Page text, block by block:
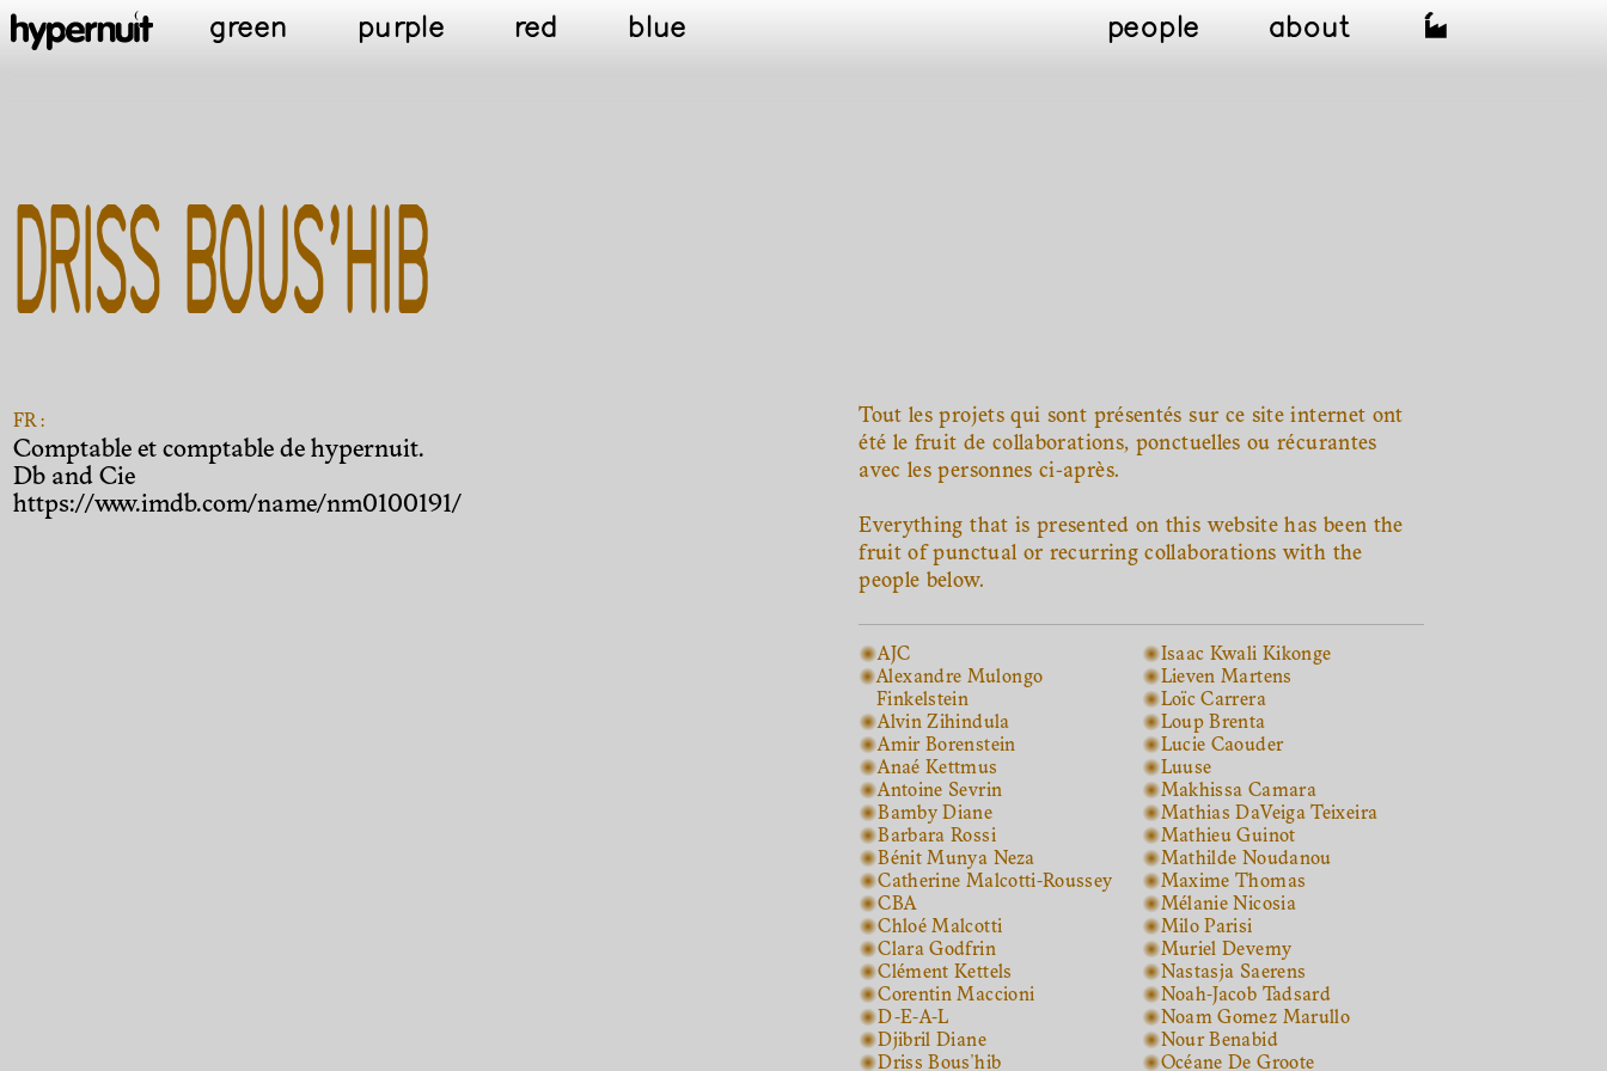
green purple red blue people about
DRISS BOUS'HIB
FR :
Comptable et comptable de hypernuit.
Db and Cie
https://www.imdb.com/name/nm0100191/
Tout les projets qui sont présentés sur ce site internet ont
été le fruit de collaborations, ponctuelles ou récurantes
avec les personnes ci-après.
Everything that is presented on this website has been the
fruit of punctual or recurring collaborations with the
people below.
AJC
Alexandre Mulongo
Finkelstein
Alvin Zihindula
Amir Borenstein
Anaé Kettmus
Antoine Sevrin
Bamby Diane
Barbara Rossi
Bénit Munya Neza
Catherine Malcotti-Roussey
CBA
Chloé Malcotti
Clara Godfrin
Clément Kettels
Corentin Maccioni
D-E-A-L
Djibril Diane
Driss Bous'hib
Isaac Kwali Kikonge
Lieven Martens
Loïc Carrera
Loup Brenta
Lucie Caouder
Luuse
Makhissa Camara
Mathias DaVeiga Teixeira
Mathieu Guinot
Mathilde Noudanou
Maxime Thomas
Mélanie Nicosia
Milo Parisi
Muriel Devemy
Nastasja Saerens
Noah-Jacob Tadsard
Noam Gomez Marullo
Nour Benabid
Océane De Groote